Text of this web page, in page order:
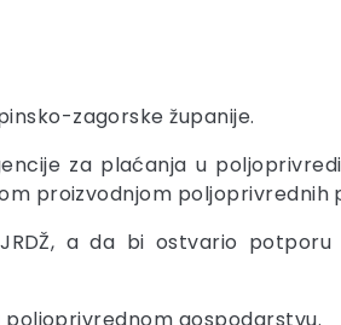
zagorske županije.
za plaćanja u
proizvodnjom poljoprivrednih
a da bi ostvario